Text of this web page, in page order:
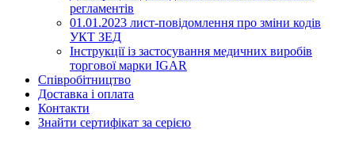
регламентів
01.01.2023 лист-повідомлення про зміни кодів
УКТ ЗЕД
Інструкції із застосування медичних виробів
торгової марки IGAR
Співробітництво
Доставка і оплата
Контакти
Знайти сертифікат за серією